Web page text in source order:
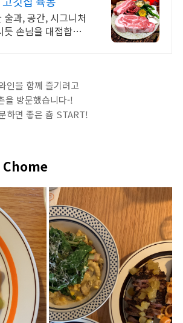
과, 공간, 시그니처
손님을 대접합니
인을 함께 즐기려고
을 방문했습니다-!
하면 좋은 춈 START!
Chome